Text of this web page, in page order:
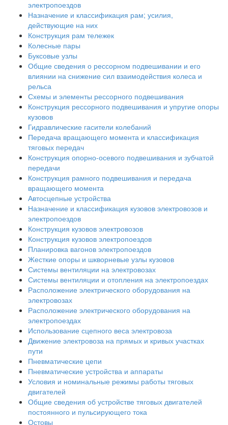
электропоездов
Назначение и классификация рам; усилия,
действующие на них
Конструкция рам тележек
Колесные пары
Буксовые узлы
Общие сведения о рессорном подвешивании и его
влиянии на снижение сил взаимодействия колеса и
рельса
Схемы и элементы рессорного подвешивания
Конструкция рессорного подвешивания и упругие опоры
кузовов
Гидравлические гасители колебаний
Передача вращающего момента и классификация
тяговых передач
Конструкция опорно-осевого подвешивания и зубчатой
передачи
Конструкция рамного подвешивания и передача
вращающего момента
Автосцепные устройства
Назначение и классификация кузовов электровозов и
электропоездов
Конструкция кузовов электровозов
Конструкция кузовов электропоездов
Планировка вагонов электропоездов
Жесткие опоры и шкворневые узлы кузовов
Системы вентиляции на электровозах
Системы вентиляции и отопления на электропоездах
Расположение электрического оборудования на
электровозах
Расположение электрического оборудования на
электропоездах
Использование сцепного веса электровоза
Движение электровоза на прямых и кривых участках
пути
Пневматические цепи
Пневматические устройства и аппараты
Условия и номинальные режимы работы тяговых
двигателей
Общие сведения об устройстве тяговых двигателей
постоянного и пульсирующего тока
Остовы